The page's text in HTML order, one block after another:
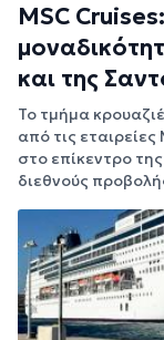
MSC
και της
Το τμήμα
από τις
στο επίκεντρο
διεθνούς